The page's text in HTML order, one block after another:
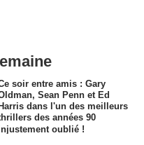
soir entre amis : Gary
Sean Penn et Ed
Harris dans l'un des meilleurs
des années 90
oublié !